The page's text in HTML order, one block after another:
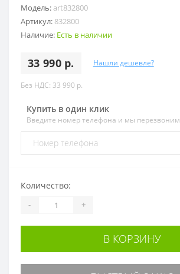
Модель: art832800
Артикул: 832800
Наличие: Есть в наличии
33 990 р. Нашли дешевле?
Без НДС: 33 990 р.
Купить в один клик
Введите номер телефона и мы перезвоним
Количество:
- +
В КОРЗИНУ